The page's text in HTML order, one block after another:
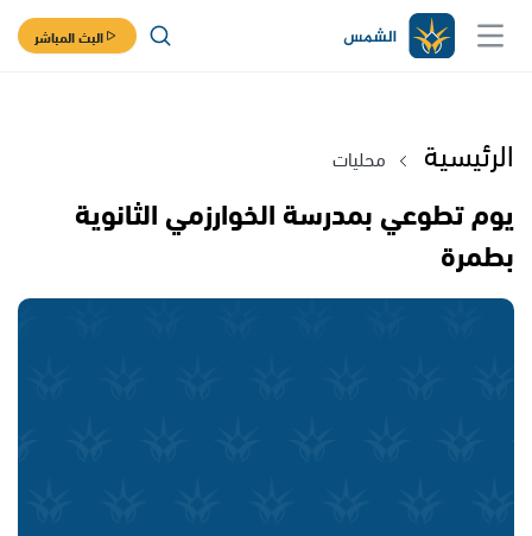
البث المباشر
الرئيسية محليات
يوم تطوعي بمدرسة الخوارزمي الثانوية
بطمرة